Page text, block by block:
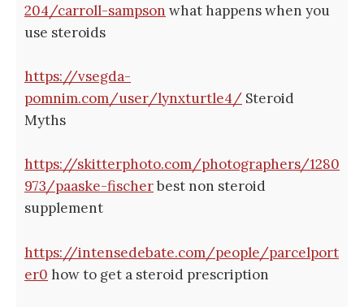
204/carroll-sampson what happens when you
use steroids
https://vsegda-
pomnim.com/user/lynxturtle4/ Steroid
Myths
https://skitterphoto.com/photographers/1280
973/paaske-fischerbest non steroid
supplement
https://intensedebate.com/people/parcelport
er0 how to get a steroid prescription